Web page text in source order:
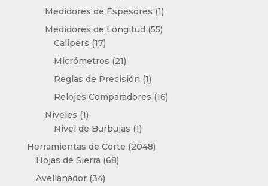
productos
Medidores de Espesores 11
producto
Medidores de Longitud 5555
Calipers 1717
productos
Micrómetros 2121
productos
Reglas de Precisión 11
producto
Relojes Comparadores 1616
Niveles 11
producto
Nivel de Burbujas 11
producto
Herramientas de Corte 20482048
Hojas de Sierra 6868
Avellanador 3434